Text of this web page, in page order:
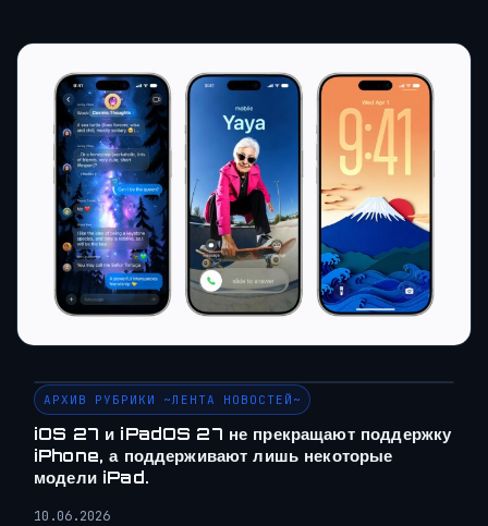
АРХИВ РУБРИКИ ~ЛЕНТА НОВОСТЕЙ~
iOS 27 и iPadOS 27 не прекращают поддержку
iPhone, а поддерживают лишь некоторые
модели iPad.
10.06.2026